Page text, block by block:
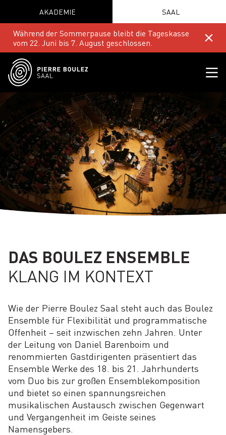
AKADEMIE SAAL
Während der Sommerpause bleibt die Tageskasse
vom 22. Juni bis 7. August geschlossen.
DAS BOULEZ ENSEMBLE
KLANG IM KONTEXT
Wie der Pierre Boulez Saal steht auch das Boulez
Ensemble für Flexibilität und programmatische
Offenheit – seit inzwischen zehn Jahren. Unter
der Leitung von Daniel Barenboim und
renommierten Gastdirigenten präsentiert das
Ensemble Werke des 18. bis 21. Jahrhunderts
vom Duo bis zur großen Ensemblekomposition
und bietet so einen spannungsreichen
musikalischen Austausch zwischen Gegenwart
und Vergangenheit im Geiste seines
Namensgebers.